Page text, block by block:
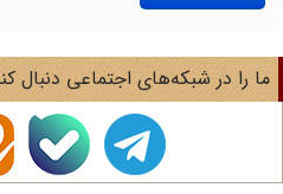
را در شبکه‌های اجتماعی دنبال کنید